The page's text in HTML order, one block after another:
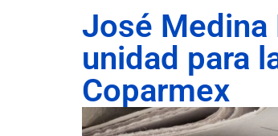
José Medina
unidad para
Coparmex